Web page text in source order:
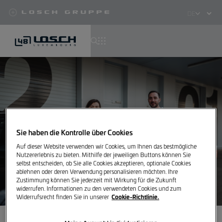
Direkt
Losch Gruppe
Select
Sie haben die Kontrolle über Cookies
Auf dieser Website verwenden wir Cookies, um Ihnen das bestmögliche
Nutzererlebnis zu bieten. Mithilfe der jeweiligen Buttons können Sie
selbst entscheiden, ob Sie alle Cookies akzeptieren, optionale Cookies
ablehnen oder deren Verwendung personalisieren möchten. Ihre
Zustimmung können Sie jederzeit mit Wirkung für die Zukunft
widerrufen. Informationen zu den verwendeten Cookies und zum
Widerrufsrecht finden Sie in unserer Cookie-Richtlinie.